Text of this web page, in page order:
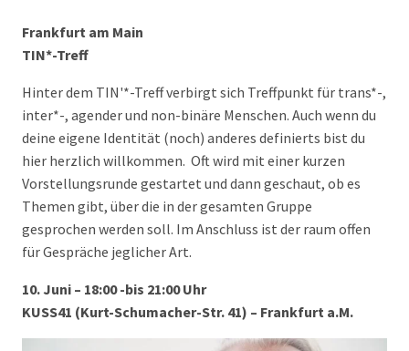
Frankfurt am Main
TIN*-Treff
Hinter dem TIN'*-Treff verbirgt sich Treffpunkt für trans*-,
inter*-, agender und non-binäre Menschen. Auch wenn du
deine eigene Identität (noch) anderes definierts bist du
hier herzlich willkommen. Oft wird mit einer kurzen
Vorstellungsrunde gestartet und dann geschaut, ob es
Themen gibt, über die in der gesamten Gruppe
gesprochen werden soll. Im Anschluss ist der raum offen
für Gespräche jeglicher Art.
10. Juni – 18:00 -bis 21:00 Uhr
KUSS41 (Kurt-Schumacher-Str. 41) – Frankfurt a.M.